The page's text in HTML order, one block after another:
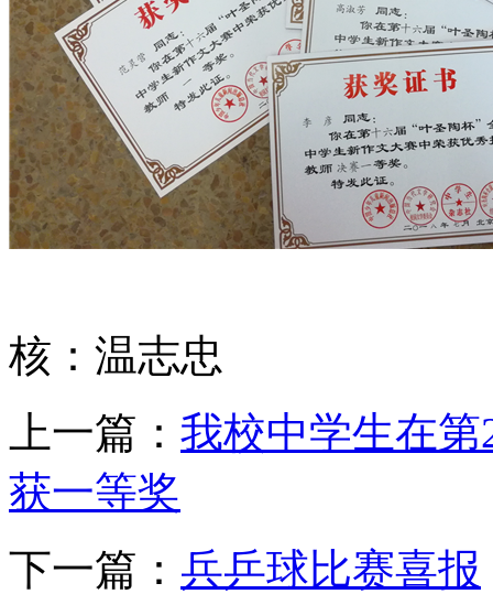
核：温志忠
上一篇： 我校中学生在第
获一等奖
下一篇： 兵乒球比赛喜报